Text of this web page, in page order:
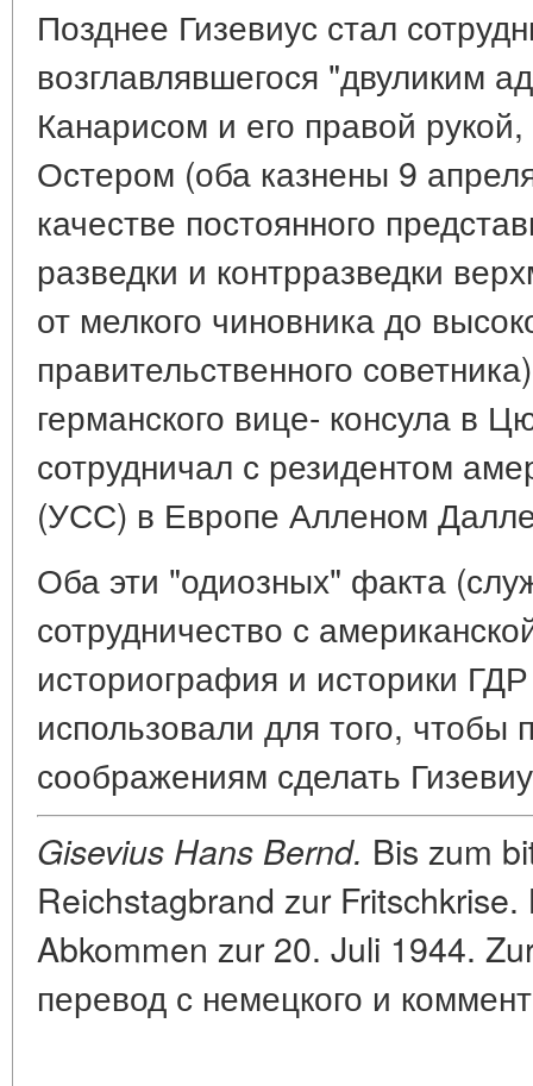
Позднее Гизевиус стал
возглавлявшегося "двуликим
Канарисом и его правой
Остером (оба казнены 9
качестве постоянного
разведки и контрразведки
от мелкого чиновника до
правительственного
германского вице- консула в
сотрудничал с резидентом
(УСС) в Европе Алленом
Оба эти "одиозных" факта
сотрудничество с
историография и историки
использовали для того, чтобы
соображениям сделать
Gisevius Hans Bernd. Bis zum
Reichstagbrand zur
Abkommen zur 20. Juli 1944.
перевод с немецкого и